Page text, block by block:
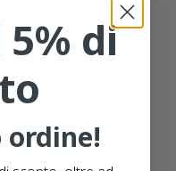
di